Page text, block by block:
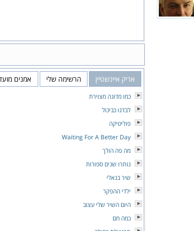
אריק איינשטיין הרשימה שלי אמנים
כמו מדונה מצוירת
לבדנו כביכול
פוליטיקה
Waiting For A Better Day
מה פה הולך
נותרו שנים ספורות
שיר בנאלי
ילדי ההפקר
היום השיר שלי עצוב
כמה חם